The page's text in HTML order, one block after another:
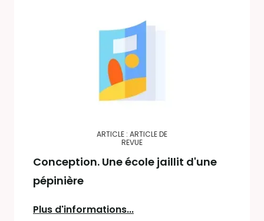
ARTICLE : ARTICLE DE
REVUE
Conception. Une école jaillit d'une
pépinière
Plus d'informations...